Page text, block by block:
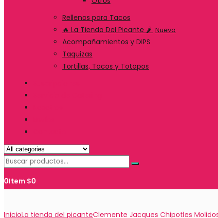
Rellenos para Tacos
🔥 La Tienda Del Picante 🌶️ Nuevo
Acompañamientos y DIPS
Taquizas
Tortillas, Tacos y Totopos
0Item $0
InicioLa tienda del picanteClemente Jacques Chipotles